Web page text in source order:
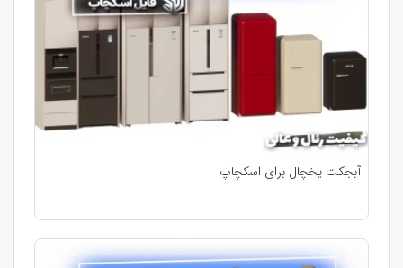
آبجکت یخچال برای اسکچاپ